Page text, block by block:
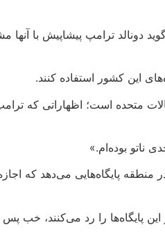
دونالد ترامپ پیشاپیش با
این کشور استفاده کنند.
متحده است؛ اظهاراتی که
ناتو بوده‌ام.»
پایگاه‌هایی می‌دهد که
پایگاه‌ها را رد می‌کنند، خب